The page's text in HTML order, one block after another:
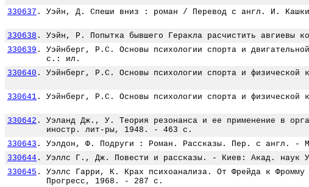
330637 . Уэйн, Д. Спеши вниз : роман / Перевод с англ. И.
330638 . Уэйн, Р. Попытка бывшего Геракла расчистить
330639 .
Уэйнберг, Р.С. Основы психологии спорта и
с.: ил.
330640 . Уэйнберг, Р.С. Основы психологии спорта и
330641 . Уэйнберг, Р.С. Основы психологии спорта и
330642 .
Уэланд Дж., У. Теория резонанса и ее применение в
иностр. лит-ры, 1948. - 463 с.
330643 . Уэлдон, Ф. Подруги : Роман. Рассказы. Пер. с англ.
330644 . Уэллс Г., Дж. Повести и рассказы. - Киев: Акад. наук
330645 .
Уэллс Гарри, К. Крах психоанализа. От Фрейда к
Прогресс, 1968. - 287 с.